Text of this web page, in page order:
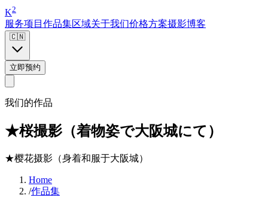
K2
服务项目 作品集区域关于我们价格方案摄影博客
🇨🇳
立即预约
我们的作品
★桜撮影（着物姿で大阪城にて）
★樱花摄影（身着和服于大阪城）
Home
/作品集